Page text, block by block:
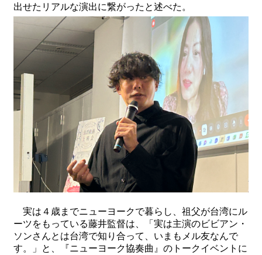
出せたリアルな演出に繋がったと述べた。
実は４歳までニューヨークで暮らし、祖父が台湾にル
ーツをもっている藤井監督は、「実は主演のビビアン・
ソンさんとは台湾で知り合って、いまもメル友なんで
す。」と、『ニューヨーク協奏曲』のトークイベントに